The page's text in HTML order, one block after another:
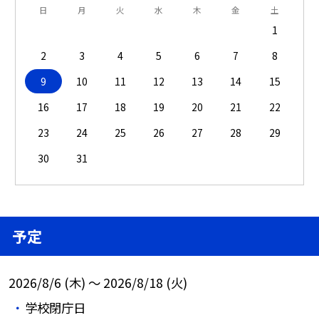
日 月 火 水 木 金 土
1
2
3 4 5 6 7
8
9
10 11 12 13 14
15
16
17 18 19 20 21
22
23
24 25 26 27 28
29
30
31
予定
2026/8/6 (木) ～ 2026/8/18 (火)
学校閉庁日